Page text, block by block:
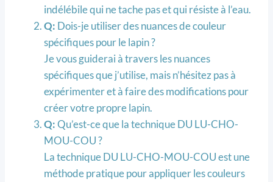
indélébile qui ne tache pas et qui résiste à l’eau.
Q: Dois-je utiliser des nuances de couleur
spécifiques pour le lapin ?
Je vous guiderai à travers les nuances
spécifiques que j’utilise, mais n’hésitez pas à
expérimenter et à faire des modifications pour
créer votre propre lapin.
Q:Qu’est-ce que la technique DU LU-CHO-
MOU-COU ?
La technique DU LU-CHO-MOU-COU est une
méthode pratique pour appliquer les couleurs